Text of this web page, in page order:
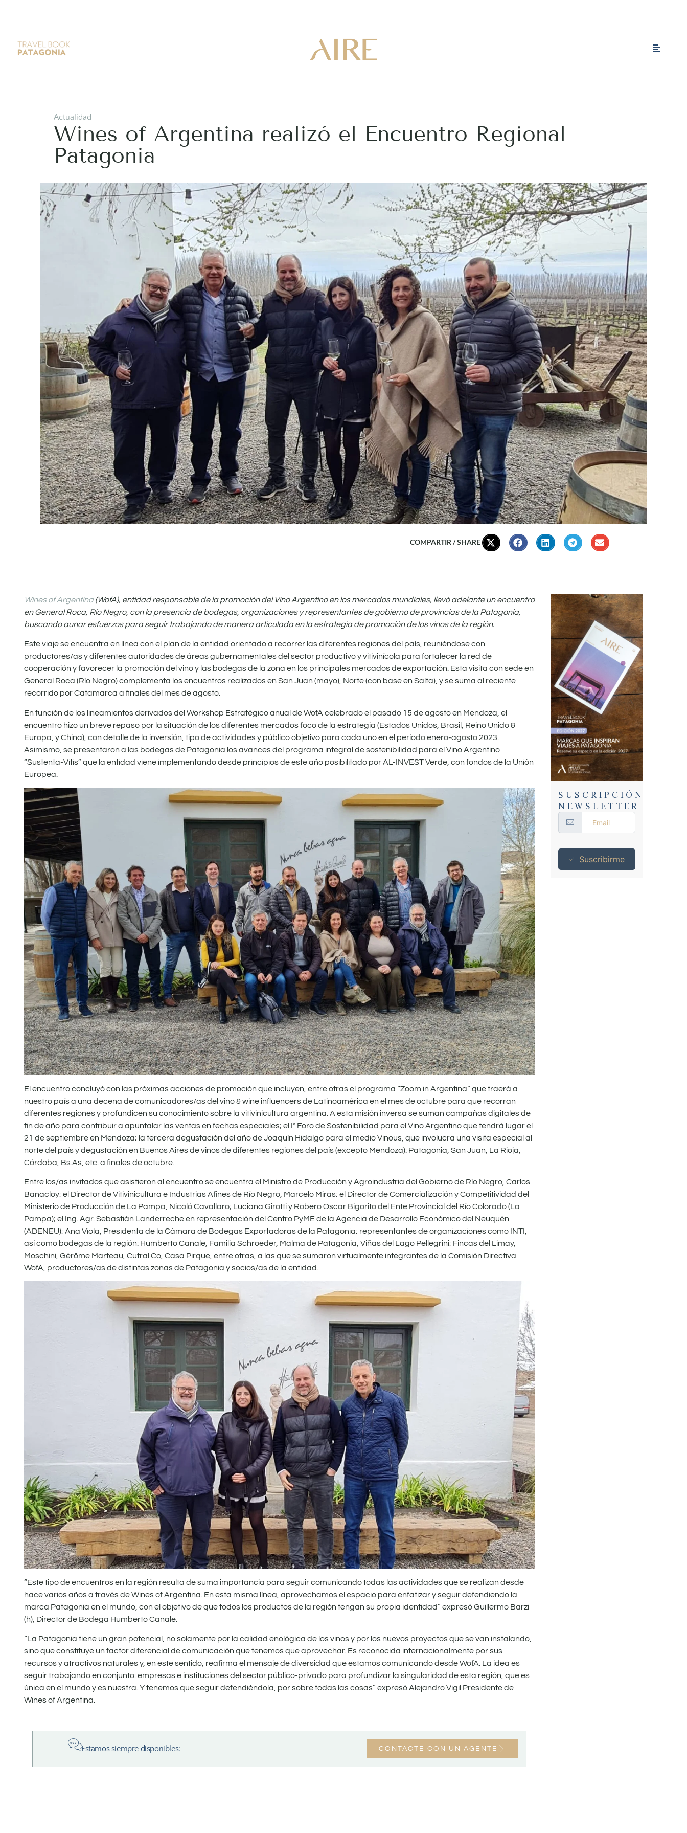
Actualidad
Wines of Argentina realizó el Encuentro Regional
Patagonia
COMPARTIR / SHARE
Wines of Argentina(WofA), entidad responsable de la promoción del Vino Argentino en los mercados mundiales, llevó adelante un encuentro
en General Roca, Río Negro, con la presencia de bodegas, organizaciones y representantes de gobierno de provincias de la Patagonia,
buscando aunar esfuerzos para seguir trabajando de manera articulada en la estrategia de promoción de los vinos de la región.
Este viaje se encuentra en línea con el plan de la entidad orientado a recorrer las diferentes regiones del país, reuniéndose con
productores/as y diferentes autoridades de áreas gubernamentales del sector productivo y vitivinícola para fortalecer la red de
cooperación y favorecer la promoción del vino y las bodegas de la zona en los principales mercados de exportación. Esta visita con sede en
General Roca (Río Negro) complementa los encuentros realizados en San Juan (mayo), Norte (con base en Salta), y se suma al reciente
recorrido por Catamarca a finales del mes de agosto.
En función de los lineamientos derivados del Workshop Estratégico anual de WofA celebrado el pasado 15 de agosto en Mendoza, el
encuentro hizo un breve repaso por la situación de los diferentes mercados foco de la estrategia (Estados Unidos, Brasil, Reino Unido &
Europa, y China), con detalle de la inversión, tipo de actividades y público objetivo para cada uno en el período enero-agosto 2023.
Asimismo, se presentaron a las bodegas de Patagonia los avances del programa integral de sostenibilidad para el Vino Argentino
“Sustenta-Vitis” que la entidad viene implementando desde principios de este año posibilitado por AL-INVEST Verde, con fondos de la Unión
Europea.
El encuentro concluyó con las próximas acciones de promoción que incluyen, entre otras el programa “Zoom in Argentina” que traerá a
nuestro país a una decena de comunicadores/as del vino & wine influencers de Latinoamérica en el mes de octubre para que recorran
diferentes regiones y profundicen su conocimiento sobre la vitivinicultura argentina. A esta misión inversa se suman campañas digitales de
fin de año para contribuir a apuntalar las ventas en fechas especiales; el I° Foro de Sostenibilidad para el Vino Argentino que tendrá lugar el
21 de septiembre en Mendoza; la tercera degustación del año de Joaquín Hidalgo para el medio Vinous, que involucra una visita especial al
norte del país y degustación en Buenos Aires de vinos de diferentes regiones del país (excepto Mendoza): Patagonia, San Juan, La Rioja,
Córdoba, Bs.As, etc. a finales de octubre.
Entre los/as invitados que asistieron al encuentro se encuentra el Ministro de Producción y Agroindustria del Gobierno de Río Negro, Carlos
Banacloy; el Director de Vitivinicultura e Industrias Afines de Río Negro, Marcelo Miras; el Director de Comercialización y Competitividad del
Ministerio de Producción de La Pampa, Nicoló Cavallaro; Luciana Girotti y Robero Oscar Bigorito del Ente Provincial del Río Colorado (La
Pampa); el Ing. Agr. Sebastián Landerreche en representación del Centro PyME de la Agencia de Desarrollo Económico del Neuquén
(ADENEU); Ana Viola, Presidenta de la Cámara de Bodegas Exportadoras de la Patagonia; representantes de organizaciones como INTI,
así como bodegas de la región: Humberto Canale, Familia Schroeder, Malma de Patagonia, Viñas del Lago Pellegrini; Fincas del Limay,
Moschini, Gérôme Marteau, Cutral Co, Casa Pirque, entre otras, a las que se sumaron virtualmente integrantes de la Comisión Directiva
WofA, productores/as de distintas zonas de Patagonia y socios/as de la entidad.
“Este tipo de encuentros en la región resulta de suma importancia para seguir comunicando todas las actividades que se realizan desde
hace varios años a través de Wines of Argentina. En esta misma línea, aprovechamos el espacio para enfatizar y seguir defendiendo la
marca Patagonia en el mundo, con el objetivo de que todos los productos de la región tengan su propia identidad” expresó Guillermo Barzi
(h), Director de Bodega Humberto Canale.
“La Patagonia tiene un gran potencial, no solamente por la calidad enológica de los vinos y por los nuevos proyectos que se van instalando,
sino que constituye un factor diferencial de comunicación que tenemos que aprovechar. Es reconocida internacionalmente por sus
recursos y atractivos naturales y, en este sentido, reafirma el mensaje de diversidad que estamos comunicando desde WofA. La idea es
seguir trabajando en conjunto: empresas e instituciones del sector público-privado para profundizar la singularidad de esta región, que es
única en el mundo y es nuestra. Y tenemos que seguir defendiéndola, por sobre todas las cosas” expresó Alejandro Vigil Presidente de
Wines of Argentina.
Estamos siempre disponibles: CONTACTE CON UN AGENTE
SUSCRIPCIÓN
NEWSLETTER
Suscribirme